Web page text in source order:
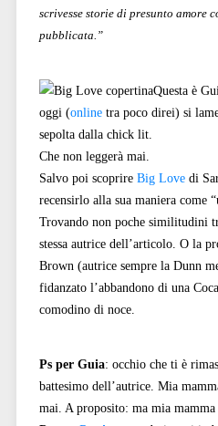
scrivesse storie di presunto amore
pubblicata.”
Questa è
oggi (onlinetra poco direi) si
sepolta dalla chick lit.
Che non leggerà mai.
Salvo poi scoprire Big Lovedi
recensirlo alla sua maniera come
Trovando non poche similitudini
stessa autrice dell’articolo. O la
Brown (autrice sempre la Dunn
fidanzato l’abbandono di una
comodino di noce.
Ps per Guia: occhio che ti è
battesimo dell’autrice. Mia
mai. A proposito: ma mia